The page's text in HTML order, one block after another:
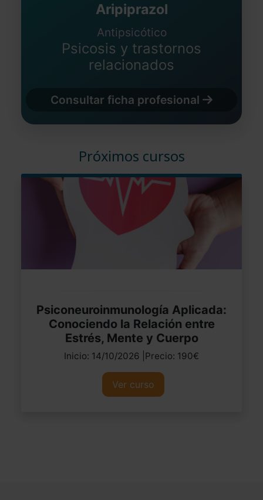
Aripiprazol
Antipsicótico
Psicosis y trastornos
relacionados
Consultar ficha profesional
Próximos cursos
Psiconeuroinmunología Aplicada:
Conociendo la Relación entre
Estrés, Mente y Cuerpo
Inicio: 14/10/2026 |Precio: 190€
Ver curso